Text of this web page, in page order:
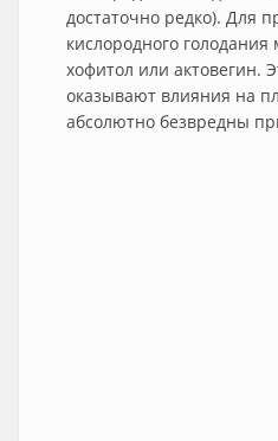
достаточно редко). Для
кислородного
хофитол или актовегин.
оказывают влияния на
абсолютно безвредны